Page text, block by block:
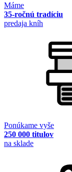
Máme
35-ročnú tradíciu
predaja kníh
Ponúkame vyše
250 000 titulov
na sklade